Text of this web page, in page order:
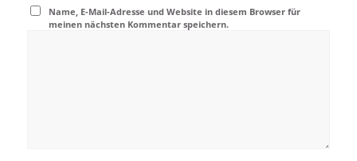
Name, E-Mail-Adresse und Website in diesem Browser für
meinen nächsten Kommentar speichern.